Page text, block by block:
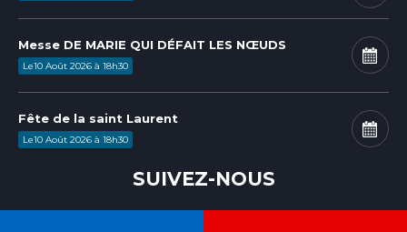
Messe DE MARIE QUI DÉFAIT LES NŒUDS
Le10 Août 2026 à 18h30
Fête de la saint Laurent
Le10 Août 2026 à 18h30
SUIVEZ-NOUS